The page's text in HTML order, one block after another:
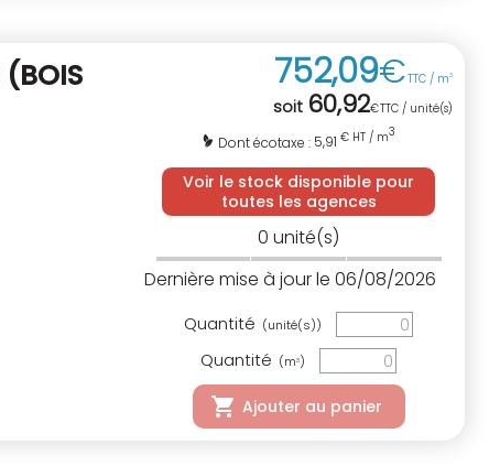
(BOIS
752,09€TTC / m3
soit 60,92€TTC / unité(s)
Dont écotaxe : 5,91 € HT / m3
Voir le stock disponible pour
toutes les agences
0 unité(s)
Dernière mise à jour le 06/08/2026
Quantité (unité(s))
Quantité (m3)
Ajouter au panier